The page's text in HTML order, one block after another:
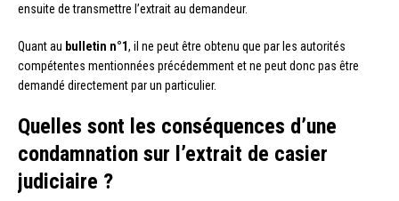
ensuite de transmettre l’extrait au demandeur.
Quant au bulletin n°1, il ne peut être obtenu que par les autorités
compétentes mentionnées précédemment et ne peut donc pas être
demandé directement par un particulier.
Quelles sont les conséquences d’une
condamnation sur l’extrait de casier
judiciaire ?